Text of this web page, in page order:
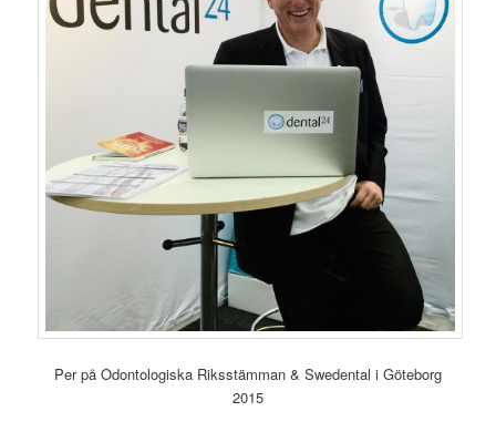
Per på Odontologiska Riksstämman & Swedental i Göteborg
2015